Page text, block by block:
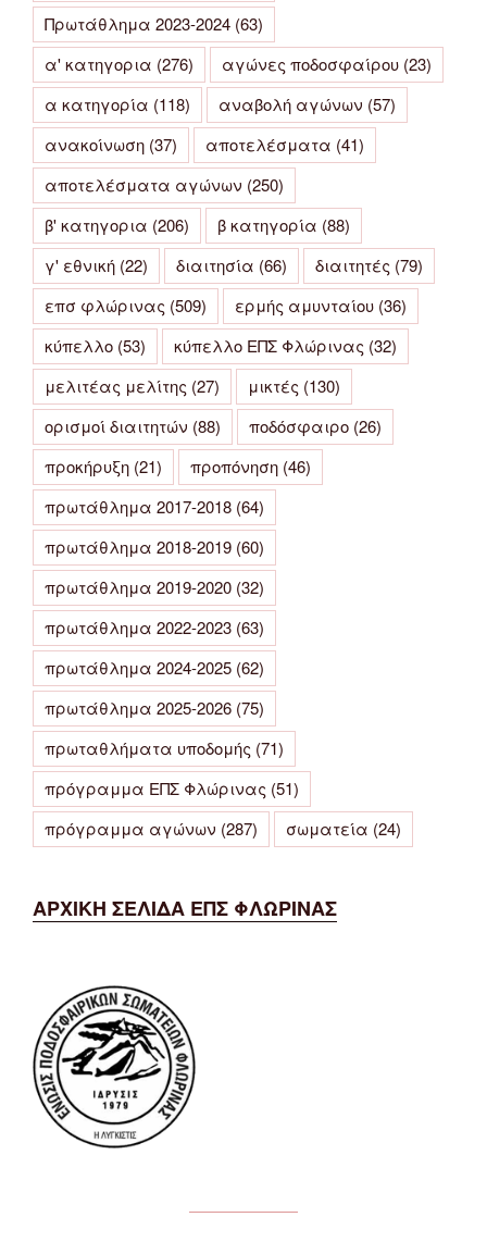
Πρωτάθλημα 2023-2024 (63)
α' κατηγορια (276) αγώνες ποδοσφαίρου (23)
α κατηγορία (118) αναβολή αγώνων (57)
ανακοίνωση (37) αποτελέσματα (41)
αποτελέσματα αγώνων (250)
β' κατηγορια (206) β κατηγορία (88)
γ' εθνική (22) διαιτησία (66) διαιτητές (79)
επσ φλώρινας (509) ερμής αμυνταίου (36)
κύπελλο (53) κύπελλο ΕΠΣ Φλώρινας (32)
μελιτέας μελίτης (27) μικτές (130)
ορισμοί διαιτητών (88) ποδόσφαιρο (26)
προκήρυξη (21) προπόνηση (46)
πρωτάθλημα 2017-2018 (64)
πρωτάθλημα 2018-2019 (60)
πρωτάθλημα 2019-2020 (32)
πρωτάθλημα 2022-2023 (63)
πρωτάθλημα 2024-2025 (62)
πρωτάθλημα 2025-2026 (75)
πρωταθλήματα υποδομής (71)
πρόγραμμα ΕΠΣ Φλώρινας (51)
πρόγραμμα αγώνων (287) σωματεία (24)
ΑΡΧΙΚΗ ΣΕΛΙΔΑ ΕΠΣ ΦΛΩΡΙΝΑΣ